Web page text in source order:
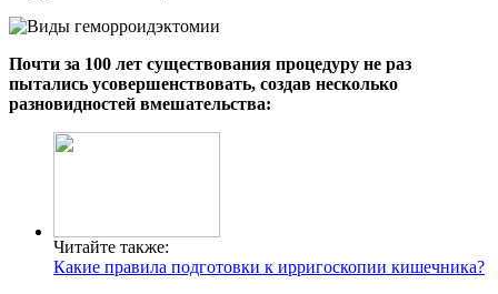
Почти за 100 лет существования процедуру не раз
пытались усовершенствовать, создав несколько
разновидностей вмешательства:
Читайте также:
Какие правила подготовки к ирригоскопии кишечника?